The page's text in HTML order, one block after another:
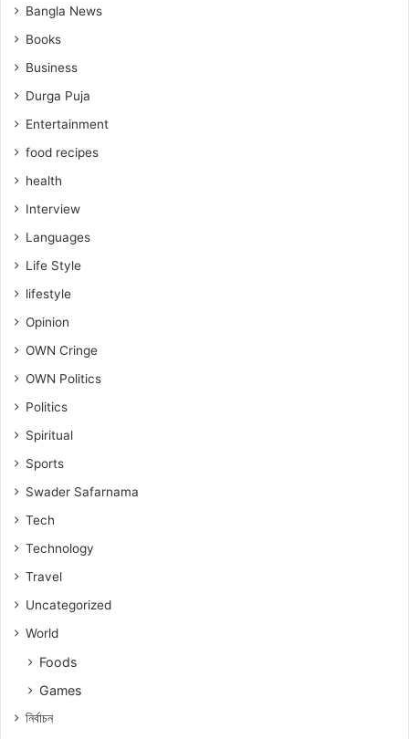
Bangla News
Books
Business
Durga Puja
Entertainment
food recipes
health
Interview
Languages
Life Style
lifestyle
Opinion
OWN Cringe
OWN Politics
Politics
Spiritual
Sports
Swader Safarnama
Tech
Technology
Travel
Uncategorized
World
Foods
Games
নিৰ্বাচন